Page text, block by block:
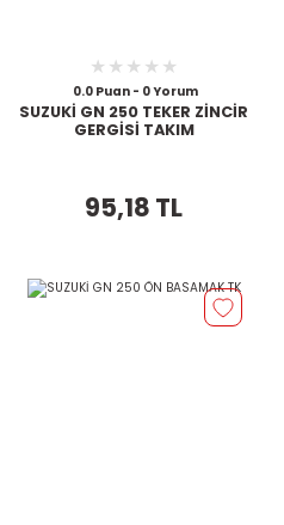
0.0 Puan - 0 Yorum
SUZUKİ GN 250 TEKER ZİNCİR
GERGİSİ TAKIM
95,18 TL